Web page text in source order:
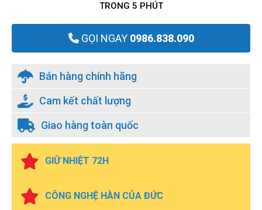
TRONG 5 PHÚT
GỌI NGAY0986.838.090
Bán hàng chính hãng
Cam kết chất lượng
Giao hàng toàn quốc
GIỮ NHIỆT 72H
CÔNG NGHỆ HÀN CỦA ĐỨC